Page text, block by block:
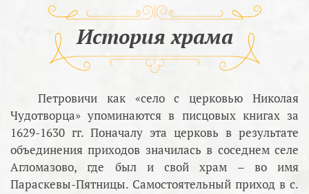
История храма
Петровичи как «село с церковью Николая
Чудотворца» упоминаются в писцовых книгах за
1629-1630 гг. Поначалу эта церковь в результате
объединения приходов значилась в соседнем селе
Агломазово, где был и свой храм – во имя
Параскевы-Пятницы. Самостоятельный приход в с.